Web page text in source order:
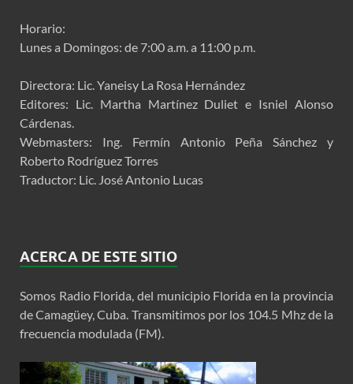
Horario:
Lunes a Domingos: de 7:00 a.m. a 11:00 p.m.
Directora: Lic. Yaneisy La Rosa Hernández
Editores: Lic. Martha Martínez Duliet e Isniel Alonso
Cárdenas.
Webmasters: Ing. Fermín Antonio Peña Sánchez y
Roberto Rodríguez Torres
Traductor: Lic. José Antonio Lucas
ACERCA DE ESTE SITIO
Somos Radio Florida, del municipio Florida en la provincia
de Camagüey, Cuba. Transmitimos por los 104.5 Mhz de la
frecuencia modulada (FM).